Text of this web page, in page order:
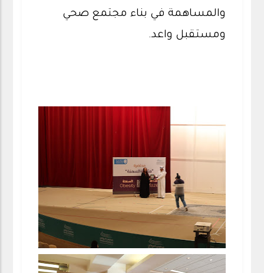
والمساهمة في بناء مجتمع صحي
ومستقبل واعد.